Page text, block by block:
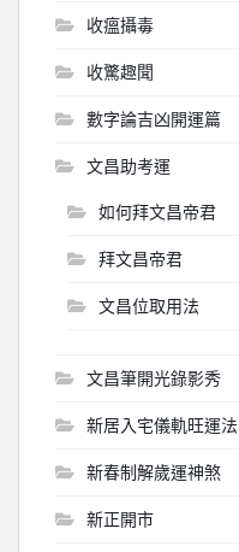
收瘟攝毒
收驚趣聞
數字論吉凶開運篇
文昌助考運
如何拜文昌帝君
拜文昌帝君
文昌位取用法
文昌筆開光錄影秀
新居入宅儀軌旺運法
新春制解歲運神煞
新正開市